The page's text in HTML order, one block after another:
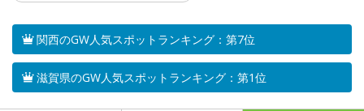
関西のGW人気スポットランキング：第7位
滋賀県のGW人気スポットランキング：第1位